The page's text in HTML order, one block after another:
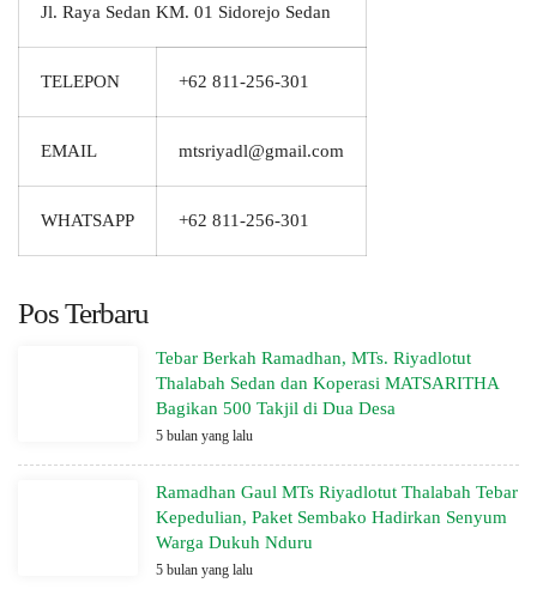
Jl. Raya Sedan KM. 01 Sidorejo Sedan
TELEPON +62 811-256-301
EMAIL mtsriyadl@gmail.com
WHATSAPP +62 811-256-301
Pos Terbaru
Tebar Berkah Ramadhan, MTs. Riyadlotut
Thalabah Sedan dan Koperasi MATSARITHA
Bagikan 500 Takjil di Dua Desa
5 bulan yang lalu
Ramadhan Gaul MTs Riyadlotut Thalabah Tebar
Kepedulian, Paket Sembako Hadirkan Senyum
Warga Dukuh Nduru
5 bulan yang lalu